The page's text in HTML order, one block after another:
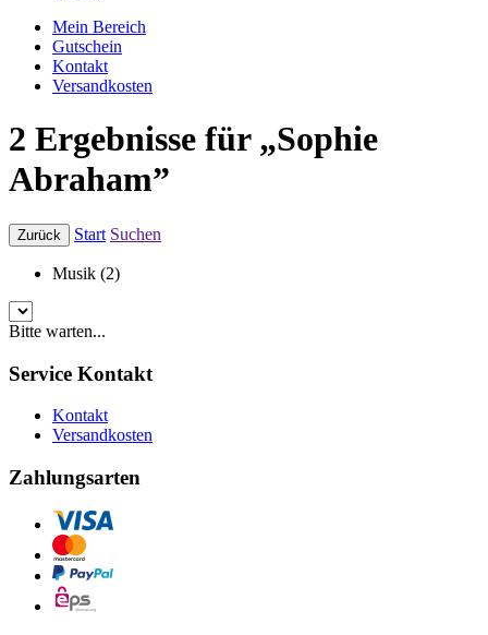
Mein Bereich
Gutschein
Kontakt
Versandkosten
2 Ergebnisse für „Sophie
Abraham”
Zurück Start Suchen
Musik (2)
Bitte warten...
Service Kontakt
Kontakt
Versandkosten
Zahlungsarten